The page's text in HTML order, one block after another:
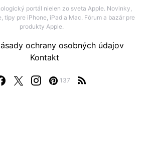
portál nielen zo sveta Apple. Novinky,
tipy pre iPhone, iPad a Mac. Fórum a bazár pre
produkty Apple.
137
ochrany osobných údajov
Kontakt